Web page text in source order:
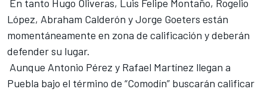
En tanto Hugo Oliveras, Luis Felipe Montaño, Rogelio
López, Abraham Calderón y Jorge Goeters están
momentáneamente en zona de calificación y deberán
defender su lugar.
Aunque Antonio Pérez y Rafael Martínez llegan a
Puebla bajo el término de “Comodín” buscarán calificar